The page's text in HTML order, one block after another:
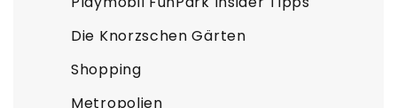
Die Knorzschen Gärten
Shopping
Metropolien